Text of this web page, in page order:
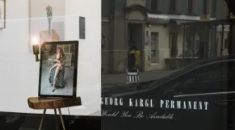
Andreas Fogarasi
Three Light Sources